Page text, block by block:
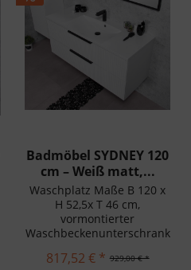
Badmöbel SYDNEY 120
cm – Weiß matt,...
Waschplatz Maße B 120 x
H 52,5x T 46 cm,
vormontierter
Waschbeckenunterschrank
Schubladen, inkl.
929,00 € *
817,52 € *